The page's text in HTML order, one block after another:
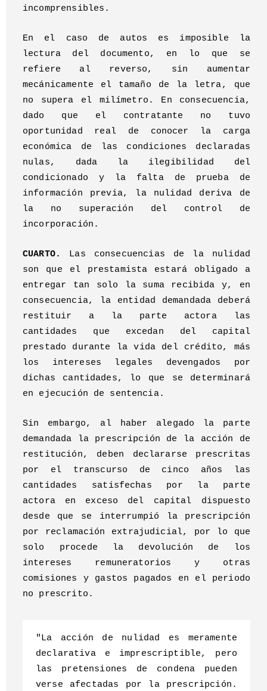
incomprensibles.
En el caso de autos es imposible la
lectura del documento, en lo que se
refiere al reverso, sin aumentar
mecánicamente el tamaño de la letra, que
no supera el milímetro. En consecuencia,
dado que el contratante no tuvo
oportunidad real de conocer la carga
económica de las condiciones declaradas
nulas, dada la ilegibilidad del
condicionado y la falta de prueba de
información previa, la nulidad deriva de
la no superación del control de
incorporación.
CUARTO.
Las consecuencias de la nulidad
son que el prestamista estará obligado a
entregar tan solo la suma recibida y, en
consecuencia, la entidad demandada deberá
restituir a la parte actora las
cantidades que excedan del capital
prestado durante la vida del crédito, más
los intereses legales devengados por
dichas cantidades, lo que se determinará
en ejecución de sentencia.
Sin embargo, al haber alegado la parte
demandada la prescripción de la acción de
restitución, deben declararse prescritas
por el transcurso de cinco años las
cantidades satisfechas por la parte
actora en exceso del capital dispuesto
desde que se interrumpió la prescripción
por reclamación extrajudicial, por lo que
solo procede la devolución de los
intereses remuneratorios y otras
comisiones y gastos pagados en el periodo
no prescrito.
"La acción de nulidad es meramente
declarativa e imprescriptible, pero
las pretensiones de condena pueden
verse afectadas por la prescripción.